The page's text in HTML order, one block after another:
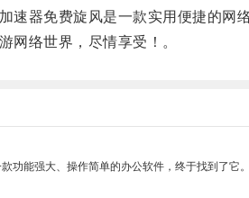
器免费旋风是一款实用便捷的网络
络世界，尽情享受！。
功能强大、操作简单的办公软件，终于找到了它